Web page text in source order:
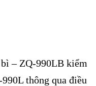
– ZQ-990LB kiểm
thông qua điều